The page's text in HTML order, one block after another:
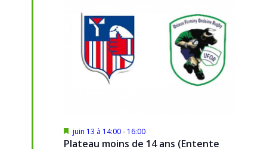
vues
Plateau moins de 14 ans (Entente
Mis
en
juin 13 à 14:00- 16:00